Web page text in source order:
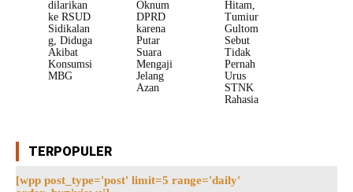
dilarikan
ke RSUD
Sidikalan
g, Diduga
Akibat
Konsumsi
MBG
Oknum
DPRD
karena
Putar
Suara
Mengaji
Jelang
Azan
Hitam,
Tumiur
Gultom
Sebut
Tidak
Pernah
Urus
STNK
Rahasia
TERPOPULER
[wpp post_type='post' limit=5 range='daily'